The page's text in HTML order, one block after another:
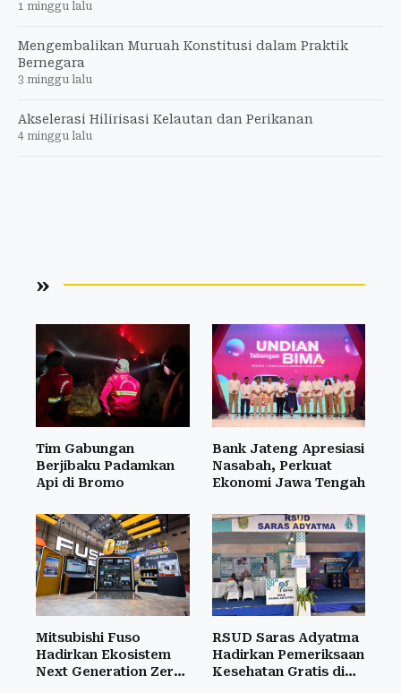
1 minggu lalu
Mengembalikan Muruah Konstitusi dalam Praktik
Bernegara
3 minggu lalu
Akselerasi Hilirisasi Kelautan dan Perikanan
4 minggu lalu
»
Tim Gabungan
Berjibaku Padamkan
Api di Bromo
Bank Jateng Apresiasi
Nasabah, Perkuat
Ekonomi Jawa Tengah
Mitsubishi Fuso
Hadirkan Ekosistem
Next Generation Zero
RSUD Saras Adyatma
Hadirkan Pemeriksaan
Kesehatan Gratis di